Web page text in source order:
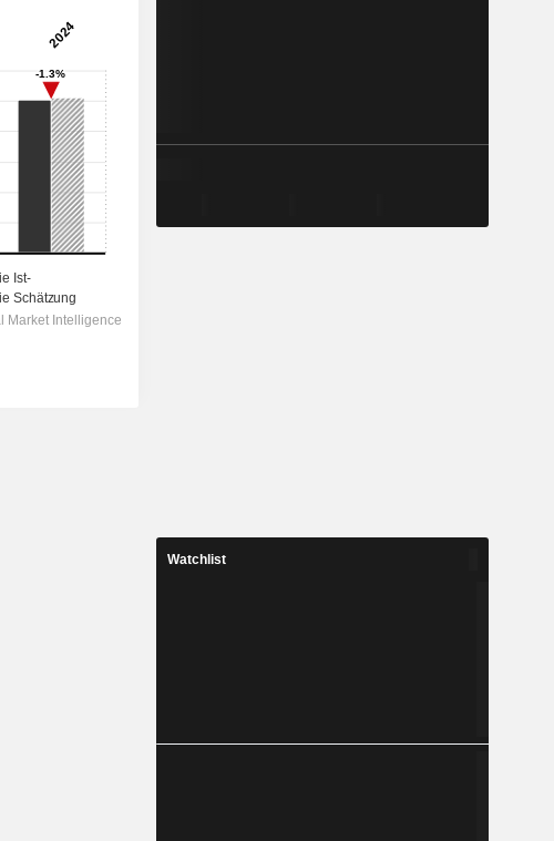
Watchlist